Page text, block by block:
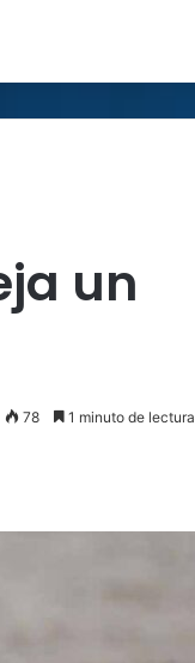
un
78 1 minuto de lectura